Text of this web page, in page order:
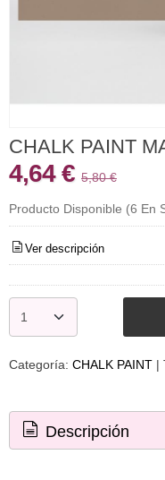
CHALK PAINT
4,64 € 5,80 €
Producto Disponible (6 En
Ver descripción
Categoría: CHALK PAINT |
Descripción